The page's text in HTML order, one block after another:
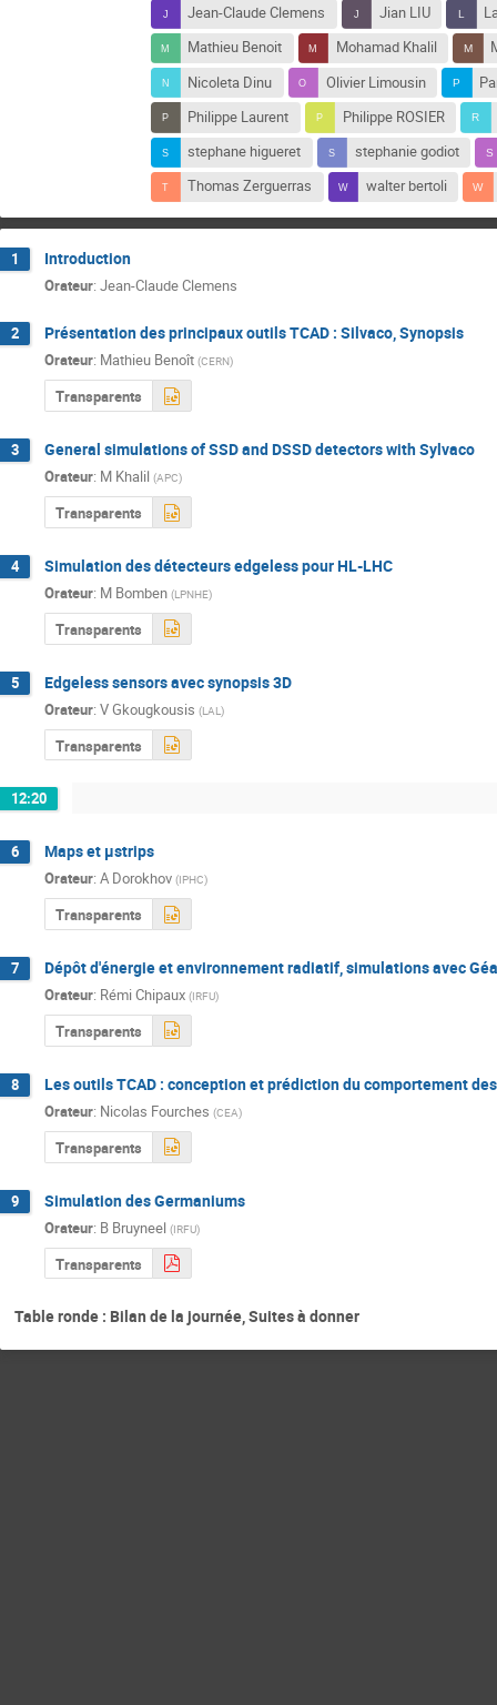
Jean-Claude Clemens
Jian LIU
Mathieu Benoit
Mohamad Khalil
Nicoleta Dinu
Olivier Limousin
Philippe Laurent
Philippe ROSIER
stephane higueret
stephanie godiot
Thomas Zerguerras
walter bertoli
1 Introduction
Orateur: Jean-Claude Clemens
2 Présentation des principaux outils TCAD : Silvaco, Synopsis
Orateur: Mathieu Benoît (CERN)
Transparents
3 General simulations of SSD and DSSD detectors with Sylvaco
Orateur: M Khalil (APC)
Transparents
4 Simulation des détecteurs edgeless pour HL-LHC
Orateur: M Bomben (LPNHE)
Transparents
5 Edgeless sensors avec synopsis 3D
Orateur: V Gkougkousis (LAL)
Transparents
12:20
6 Maps et µstrips
Orateur: A Dorokhov (IPHC)
Transparents
7 Dépôt d'énergie et environnement radiatif, simulations avec
Orateur: Rémi Chipaux (IRFU)
Transparents
8 Les outils TCAD : conception et prédiction du comportement
Orateur: Nicolas Fourches (CEA)
Transparents
9 Simulation des Germaniums
Orateur: B Bruyneel (IRFU)
Transparents
Table ronde : Bilan de la journée, Suites à donner